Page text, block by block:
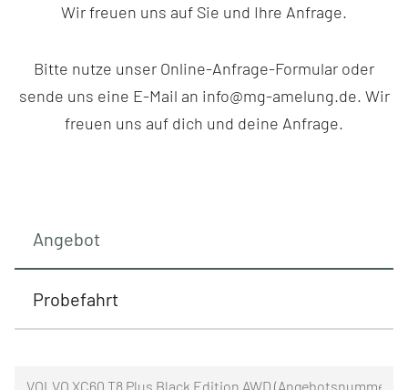
Wir freuen uns auf Sie und Ihre Anfrage.
Bitte nutze unser Online-Anfrage-Formular oder
sende uns eine E-Mail an info@mg-amelung.de. Wir
freuen uns auf dich und deine Anfrage.
Angebot
Probefahrt